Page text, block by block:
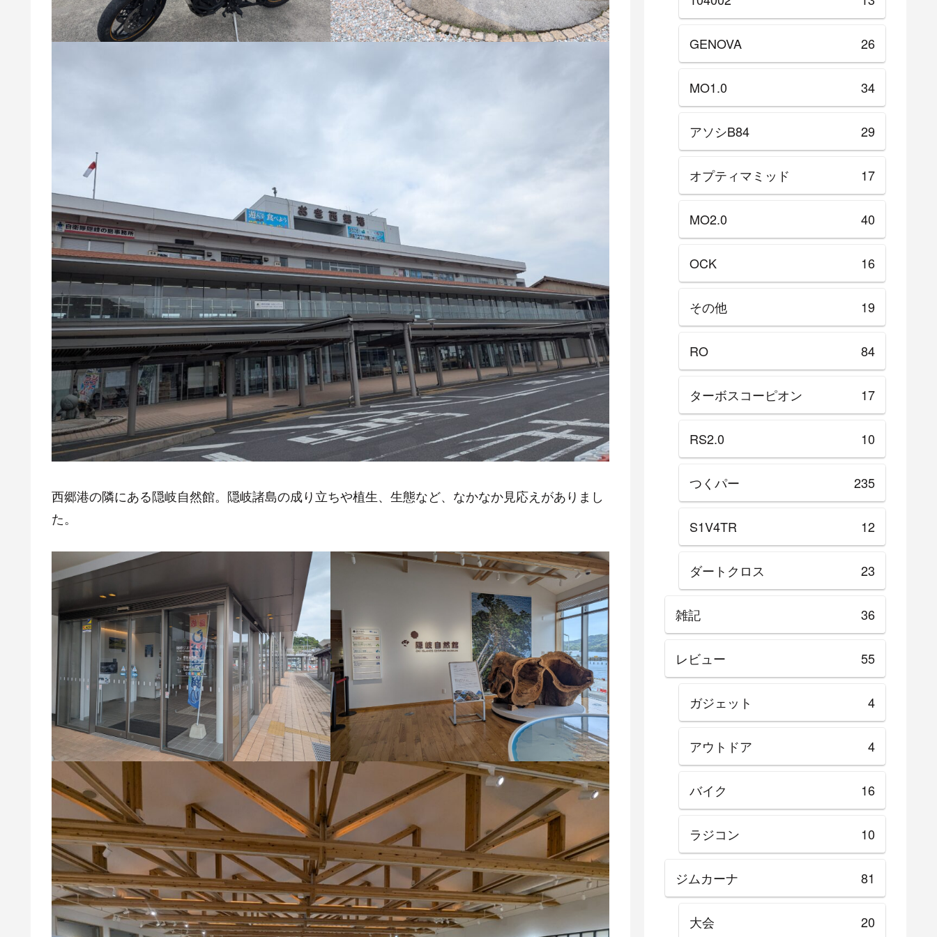
西郷港の隣にある隠岐自然館。隠岐諸島の成り立ちや植生、生態など、なかなか見応えがありまし
た。
GENOVA 26
MO1.0 34
アソシB84 29
オプティマミッド 17
MO2.0 40
OCK 16
その他 19
RO 84
ターボスコーピオン 17
RS2.0 10
つくパー 235
S1V4TR 12
ダートクロス 23
雑記 36
レビュー 55
ガジェット 4
アウトドア 4
バイク 16
ラジコン 10
ジムカーナ 81
大会 20